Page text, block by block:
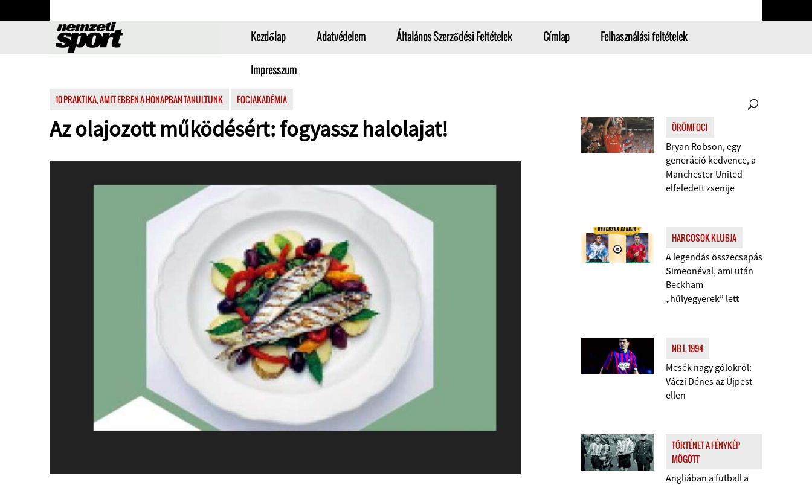
Kezdőlap Adatvédelem Általános Szerződési Feltételek Címlap Felhasználási feltételek
Impresszum
10 PRAKTIKA, AMIT EBBEN A HÓNAPBAN TANULTUNK FOCIAKADÉMIA
Az olajozott működésért: fogyassz halolajat! ÖRÖMFOCI
Bryan Robson, egy
generáció kedvence, a
Manchester United
elfeledett zsenije
HARCOSOK KLUBJA
A legendás összecsapás
Simeonéval, ami után
Beckham
„hülyegyerek” lett
NB I, 1994
Mesék nagy gólokról:
Váczi Dénes az Újpest
ellen
TÖRTÉNET A FÉNYKÉP
MÖGÖTT
Angliában a futball a